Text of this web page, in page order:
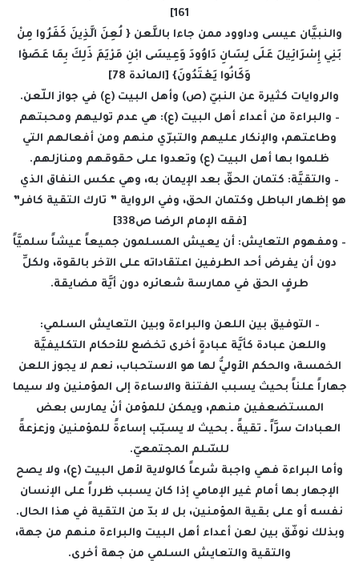
161]
والنبيَّان عيسى وداوود ممن جاءا باللَّعن { لُعِنَ الَّذِينَ كَفَرُوا مِنْ
بَنِي إِسْرَائِيلَ عَلَى لِسَانِ دَاوُودَ وَعِيسَى ابْنِ مَرْيَمَ ذَلِكَ بِمَا عَصَوْا
وَكَانُوا يَعْتَدُونَ} [المائدة 78]
والروايات كثيرة عن النبيّ (ص) وأهل البيت (ع) في جواز اللّعن.
– والبراءة من أعداء أهل البيت (ع): هي عدم توليهم ومحبتهم
وطاعتهم، والإنكار عليهم والتبرّي منهم ومن أفعالهم التي
ظلموا بها أهل البيت (ع) وتعدوا على حقوقهم ومنازلهم.
– والتقيَّة: كتمان الحقّ بعد الإيمان به، وهي عكس النفاق الذي
هو إظهار الباطل وكتمان الحق، وفي الرواية ” تارك التقية كافر”
[فقه الإمام الرضا ص338]
– ومفهوم التعايش: أن يعيش المسلمون جميعاً عيشاً سلميَّاً
دون أن يفرض أحد الطرفين اعتقاداته على الآخر بالقوة، ولكلِّ
طرفٍ الحق في ممارسة شعائره دون أيَّة مضايقة.
– التوفيق بين اللعن والبراءة وبين التعايش السلمي:
واللعن عبادة كأيَّة عبادةٍ أخرى تخضع للأحكام التكليفيَّة
الخمسة، والحكم الأوليُّ لها هو الاستحباب، نعم لا يجوز اللعن
جهاراً علناً بحيث يسبب الفتنة والاساءة إلى المؤمنين ولا سيما
المستضعفين منهم، ويمكن للمؤمن أنْ يمارس بعض
العبادات سرَّاً ـ تقيةً ـ بحيث لا يسبّب إساءةً للمؤمنين وزعزعةً
للسّلم المجتمعيّ.
وأما البراءة فهي واجبة شرعاً كالولاية لأهل البيت (ع)، ولا يصح
الإجهار بها أمام غير الإمامي إذا كان يسبب ظرراً على الإنسان
نفسه أو على بقية المؤمنين، بل لا بدّ من التقية في هذا الحال.
وبذلك نوفّق بين لعن أعداء أهل البيت والبراءة منهم من جهة،
والتقية والتعايش السلمي من جهة أخرى.